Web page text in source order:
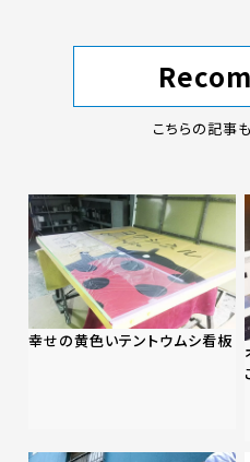
こちらの記事
幸せの黄色いテントウムシ看板